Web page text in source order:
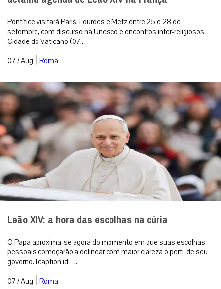
Pontífice visitará Paris, Lourdes e Metz entre 25 e 28 de
setembro, com discurso na Unesco e encontros inter-religiosos.
Cidade do Vaticano (07...
07 / Aug | Roma
Leão XIV: a hora das escolhas na cúria
O Papa aproxima-se agora do momento em que suas escolhas
pessoais começarão a delinear com maior clareza o perfil de seu
governo. [caption id=”...
07 / Aug | Roma